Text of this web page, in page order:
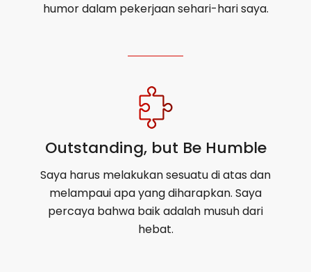
humor dalam pekerjaan sehari-hari saya.
Outstanding, but Be Humble
Saya harus melakukan sesuatu di atas dan
melampaui apa yang diharapkan. Saya
percaya bahwa baik adalah musuh dari
hebat.